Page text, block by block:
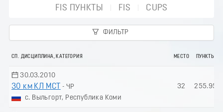
FIS ПУНКТЫ
FIS CUPS
ФИЛЬТР
СП. ДИСЦИПЛИНА, КАТЕГОРИЯ МЕСТО ПУНКТЫ
30.03.2010
30 км КЛ МСТ
- ЧР
с. Выльгорт, Республика Коми
32 255.95